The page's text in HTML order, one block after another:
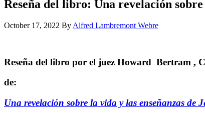
Reseña del libro: Una revelación
October 17, 2022 By Alfred Lambremont Webre
Reseña del libro por el juez Howard Bertram ,
de:
Una revelación sobre la vida y las enseñanzas de